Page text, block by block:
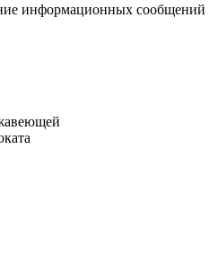
информационных сообщений